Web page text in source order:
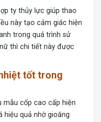
ty thủy lực giúp thao
này tạo cảm giác hiện
trong quá trình sử
thì chi tiết này được
tốt trong
mẫu cốp cao cấp hiện
hiệu quả nhờ gioăng